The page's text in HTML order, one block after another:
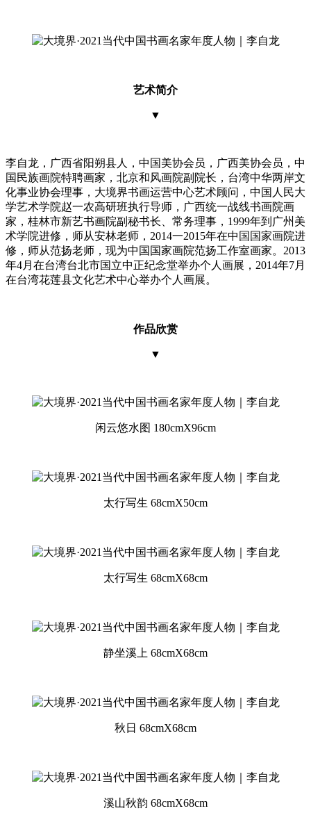
艺术简介
▼
李自龙，广西省阳朔县人，中国美协会员，广西美协会员，中
国民族画院特聘画家，北京和风画院副院长，台湾中华两岸文
化事业协会理事，大境界书画运营中心艺术顾问，中国人民大
学艺术学院赵一农高研班执行导师，广西统一战线书画院画
家，桂林市新艺书画院副秘书长、常务理事，1999年到广州美
术学院进修，师从安林老师，2014一2015年在中国国家画院进
修，师从范扬老师，现为中国国家画院范扬工作室画家。2013
年4月在台湾台北市国立中正纪念堂举办个人画展，2014年7月
在台湾花莲县文化艺术中心举办个人画展。
作品欣赏
▼
闲云悠水图 180cmX96cm
太行写生 68cmX50cm
太行写生 68cmX68cm
静坐溪上 68cmX68cm
秋日 68cmX68cm
溪山秋韵 68cmX68cm